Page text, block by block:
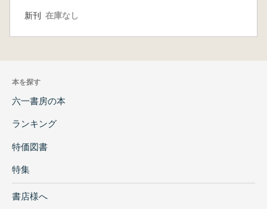
新刊 在庫なし
本を探す
六一書房の本
ランキング
特価図書
特集
書店様へ